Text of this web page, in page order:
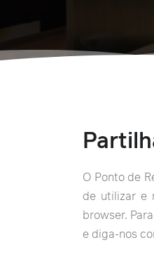
O Ponto de
de utilizar e
browser.
e diga-nos